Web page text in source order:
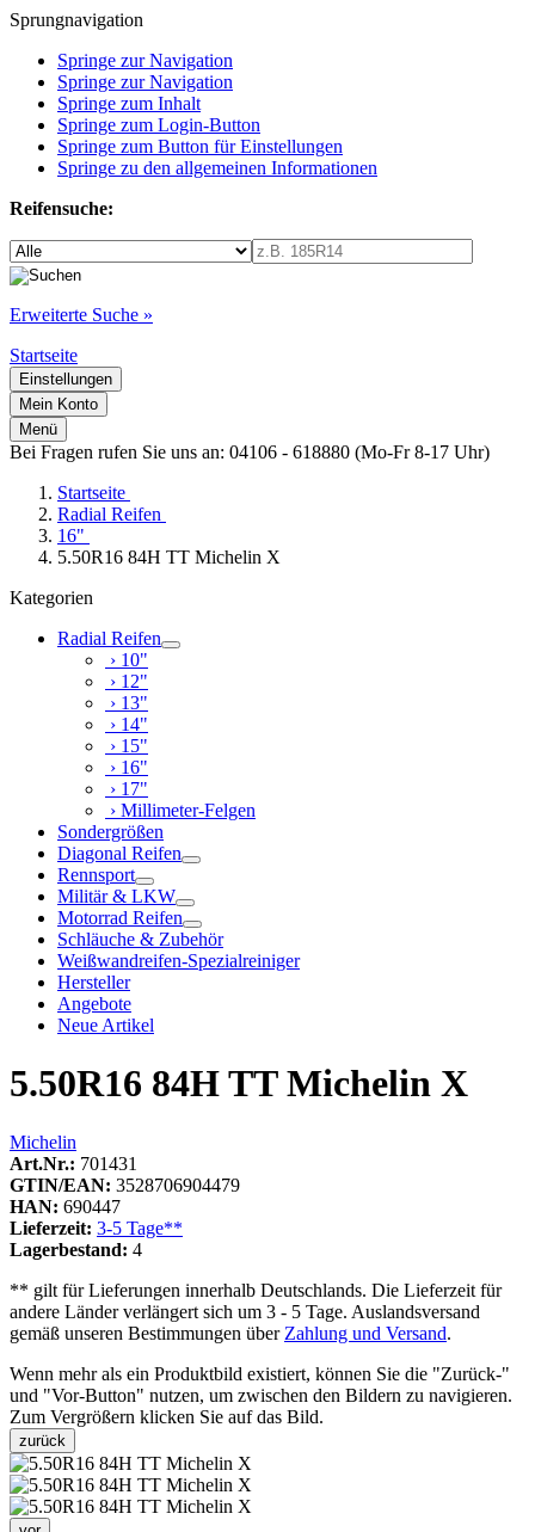
Sprungnavigation
Springe zur Navigation
Springe zur Navigation
Springe zum Inhalt
Springe zum Login-Button
Springe zum Button für Einstellungen
Springe zu den allgemeinen Informationen
Reifensuche:
Erweiterte Suche »
Startseite
Einstellungen
Mein Konto
Menü
Bei Fragen rufen Sie uns an: 04106 - 618880 (Mo-Fr 8-17 Uhr)
Startseite
Radial Reifen
16"
5.50R16 84H TT Michelin X
Kategorien
Radial Reifen
› 10"
› 12"
› 13"
› 14"
› 15"
› 16"
› 17"
› Millimeter-Felgen
Sondergrößen
Diagonal Reifen
Rennsport
Militär & LKW
Motorrad Reifen
Schläuche & Zubehör
Weißwandreifen-Spezialreiniger
Hersteller
Angebote
Neue Artikel
5.50R16 84H TT Michelin X
Michelin
Art.Nr.: 701431
GTIN/EAN: 3528706904479
HAN: 690447
Lieferzeit: 3-5 Tage**
Lagerbestand: 4
** gilt für Lieferungen innerhalb Deutschlands. Die Lieferzeit für
andere Länder verlängert sich um 3 - 5 Tage. Auslandsversand
gemäß unseren Bestimmungen über Zahlung und Versand.
Wenn mehr als ein Produktbild existiert, können Sie die "Zurück-"
und "Vor-Button" nutzen, um zwischen den Bildern zu navigieren.
Zum Vergrößern klicken Sie auf das Bild.
zurück